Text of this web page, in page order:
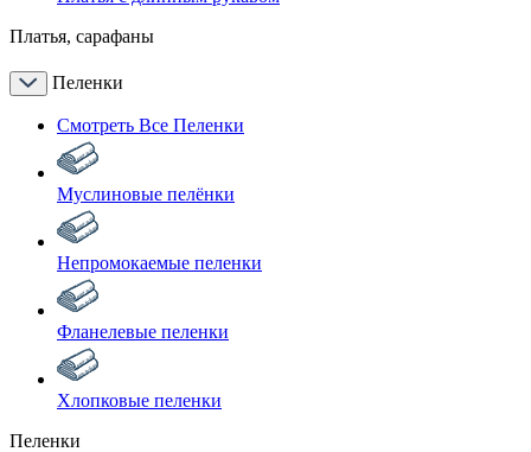
Платья, сарафаны
Пеленки
Смотреть Все Пеленки
Муслиновые пелёнки
Непромокаемые пеленки
Фланелевые пеленки
Хлопковые пеленки
Пеленки